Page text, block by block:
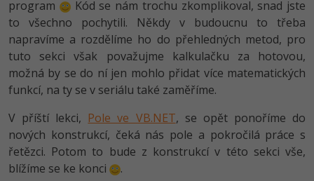
program
Kód se nám trochu zkomplikoval, snad jste
to všechno pochytili. Někdy v budoucnu to třeba
napravíme a rozdělíme ho do přehledných metod, pro
tuto sekci však považujme kalkulačku za hotovou,
možná by se do ní jen mohlo přidat více matematických
funkcí, na ty se v seriálu také zaměříme.
V příští lekci, Pole ve VB.NET, se opět ponoříme do
nových konstrukcí, čeká nás pole a pokročilá práce s
řetězci. Potom to bude z konstrukcí v této sekci vše,
blížíme se ke konci
.